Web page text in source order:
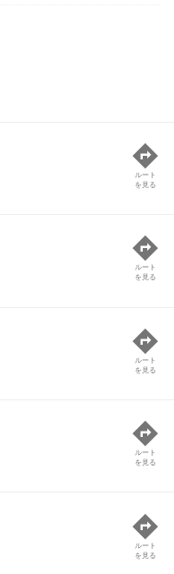
ルート
を見る
ルート
を見る
ルート
を見る
ルート
を見る
ルート
を見る